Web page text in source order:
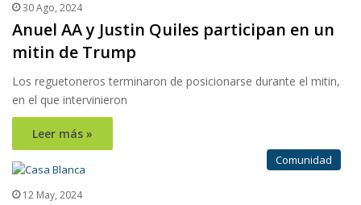
30 Ago, 2024
Anuel AA y Justin Quiles participan en un
mitin de Trump
Los reguetoneros terminaron de posicionarse durante el mitin,
en el que intervinieron
Leer más »
Comunidad
12 May, 2024